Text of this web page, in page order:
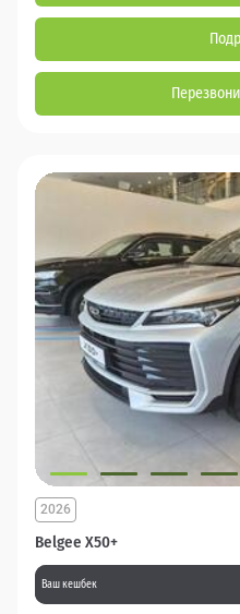
Belgee X50+
2026
Ваш кешбек